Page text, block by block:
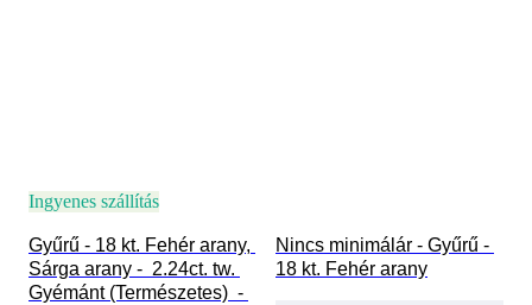
Ingyenes szállítás
Gyűrű - 18 kt. Fehér arany,
Sárga arany -  2.24ct. tw.
Gyémánt (Természetes)  -
Nincs minimálár - Gyűrű -
18 kt. Fehér arany